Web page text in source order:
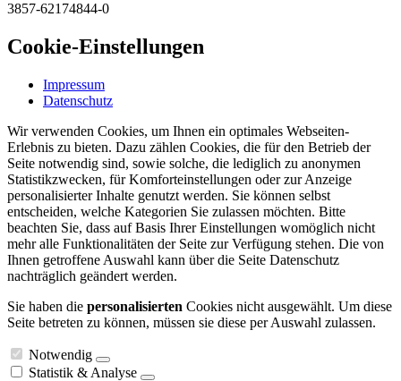
3857-62174844-0
Cookie-Einstellungen
Impressum
Datenschutz
Wir verwenden Cookies, um Ihnen ein optimales Webseiten-
Erlebnis zu bieten. Dazu zählen Cookies, die für den Betrieb der
Seite notwendig sind, sowie solche, die lediglich zu anonymen
Statistikzwecken, für Komforteinstellungen oder zur Anzeige
personalisierter Inhalte genutzt werden. Sie können selbst
entscheiden, welche Kategorien Sie zulassen möchten. Bitte
beachten Sie, dass auf Basis Ihrer Einstellungen womöglich nicht
mehr alle Funktionalitäten der Seite zur Verfügung stehen. Die von
Ihnen getroffene Auswahl kann über die Seite Datenschutz
nachträglich geändert werden.
Sie haben die personalisierten Cookies nicht ausgewählt. Um diese
Seite betreten zu können, müssen sie diese per Auswahl zulassen.
Notwendig
Statistik & Analyse